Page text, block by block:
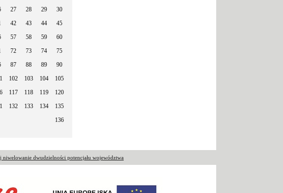
27 28 29
30
42 43 44
45
57 58 59
60
72 73 74
75
87 88 89
90
102 103 104
105
117 118 119
120
132 133 134
135
136
dwudzielności potencjału województwa